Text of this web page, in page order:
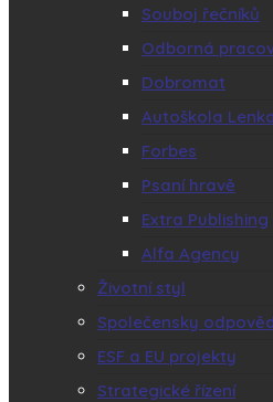
Souboj řečníků
Odborná
Dobromat
Autoškola
Forbes
Psaní hravě
Extra Publishing
Alfa Agency
Životní styl
Společensky
ESF a EU projekty
Strategické řízení